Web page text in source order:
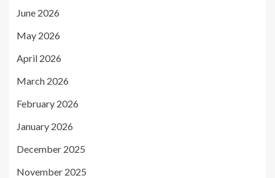
June 2026
May 2026
April 2026
March 2026
February 2026
January 2026
December 2025
November 2025